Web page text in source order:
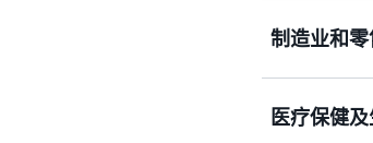
运方交换装
制造业和
医疗保健